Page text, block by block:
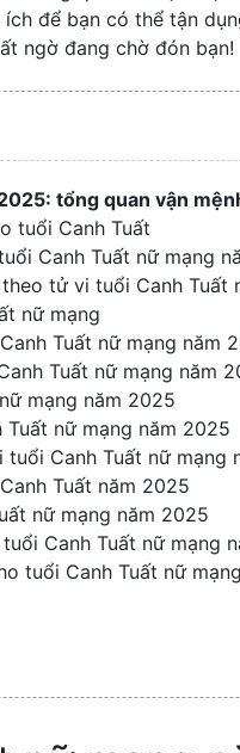
để bạn có thể tận
ngờ đang chờ đón bạn!
tổng quan vận
tuổi Canh Tuất
Canh Tuất nữ mạng
tử vi tuổi Canh Tuất
nữ mạng
Tuất nữ mạng năm
Tuất nữ mạng năm
mạng năm 2025
nữ mạng năm 2025
Canh Tuất nữ mạng
Tuất năm 2025
nữ mạng năm 2025
Canh Tuất nữ mạng
tuổi Canh Tuất nữ mạng